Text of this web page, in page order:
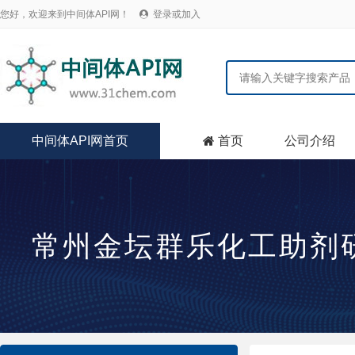
您好，欢迎来到中间体API网！  登录或加入
中间体API网首页  首页 公司介绍
常州金坛群乐化工助剂